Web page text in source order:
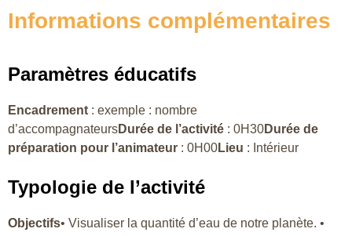
Informations complémentaires
Paramètres éducatifs
Encadrement : exemple : nombre
d’accompagnateursDurée de l’activité : 0H30Durée de
préparation pour l’animateur : 0H00Lieu : Intérieur
Typologie de l’activité
Objectifs• Visualiser la quantité d’eau de notre planète. •